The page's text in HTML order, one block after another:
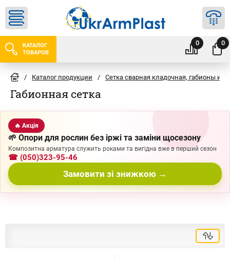
КАТАЛОГ
ТОВАРОВ
0 0
/ Каталог продукции / Сетка сварная кладочная, габионы и
Габионная сетка
🔥 Акція
🌱 Опори для рослин без іржі та заміни щосезону
Композитна арматура служить роками та вигідна вже в перший сезон
☎ (050)323-95-46
Замовити зі знижкою →